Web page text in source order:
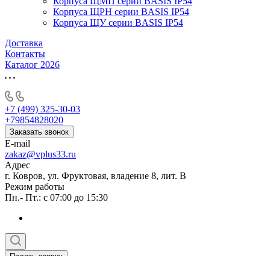
Корпуса ЩРН серии BASIS IP54
Корпуса ЩУ серии BASIS IP54
Доставка
Контакты
Каталог 2026
+7 (499) 325-30-03
+79854828020
Заказать звонок
E-mail
zakaz@vplus33.ru
Адрес
г. Ковров, ул. Фруктовая, владение 8, лит. В
Режим работы
Пн.- Пт.: с 07:00 до 15:30